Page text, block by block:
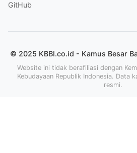
GitHub
© 2025 KBBI.co.id - Kamus Besar
Website ini tidak berafiliasi dengan
Kebudayaan Republik Indonesia. Data
resmi.